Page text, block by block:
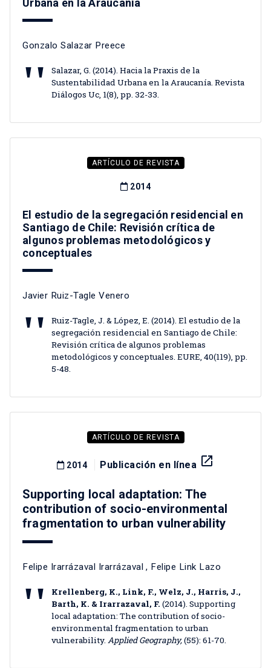
Urbana en la Araucanía
Gonzalo Salazar Preece
Salazar, G. (2014). Hacia la Praxis de la
Sustentabilidad Urbana en la Araucanía. Revista
Diálogos Uc, 1(8), pp. 32-33.
ARTÍCULO DE REVISTA
2014
El estudio de la segregación residencial en
Santiago de Chile: Revisión crítica de
algunos problemas metodológicos y
conceptuales
Javier Ruiz-Tagle Venero
Ruiz-Tagle, J. & López, E. (2014). El estudio de la
segregación residencial en Santiago de Chile:
Revisión crítica de algunos problemas
metodológicos y conceptuales. EURE, 40(119), pp.
5-48.
ARTÍCULO DE REVISTA
2014 Publicación en línea launch
Supporting local adaptation: The
contribution of socio-environmental
fragmentation to urban vulnerability
Felipe Irarrázaval Irarrázaval , Felipe Link Lazo
Krellenberg, K., Link, F., Welz, J., Harris, J.,
Barth, K. & Irarrazaval, F. (2014). Supporting
local adaptation: The contribution of socio-
environmental fragmentation to urban
vulnerability. Applied Geography,(55): 61-70.